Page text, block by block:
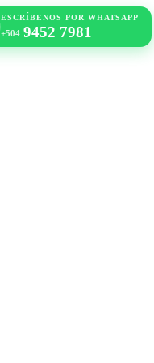
ESCRÍBENOS POR WHATSAPP
+504 9452 7981